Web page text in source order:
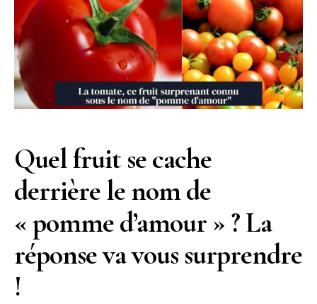
Quel fruit se cache
derrière le nom de
« pomme d’amour » ? La
réponse va vous surprendre
!